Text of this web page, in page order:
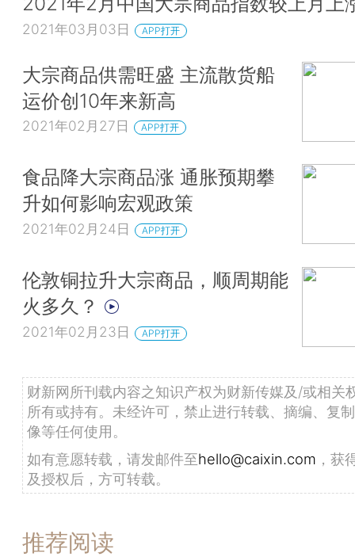
2021年03月03日 APP打开
大宗商品供需旺盛 主流散货船
运价创10年来新高
2021年02月27日 APP打开
食品降大宗商品涨 通胀预期攀
升如何影响宏观政策
2021年02月24日 APP打开
伦敦铜拉升大宗商品，顺周期能
火多久？
2021年02月23日 APP打开
财新网所刊载内容之知识产权为财新传媒及/或相关
所有或持有。未经许可，禁止进行转载、摘编、复
像等任何使用。
如有意愿转载，请发邮件至hello@caixin.com ，获
及授权后，方可转载。
推荐阅读